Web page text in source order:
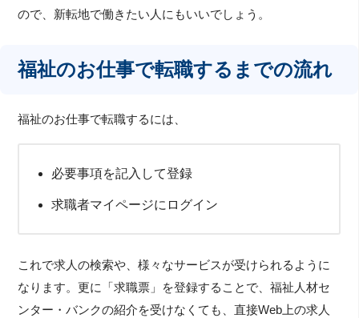
ので、新転地で働きたい人にもいいでしょう。
福祉のお仕事で転職するまでの流れ
福祉のお仕事で転職するには、
必要事項を記入して登録
求職者マイページにログイン
これで求人の検索や、様々なサービスが受けられるように
なります。更に「求職票」を登録することで、福祉人材セ
ンター・バンクの紹介を受けなくても、直接Web上の求人